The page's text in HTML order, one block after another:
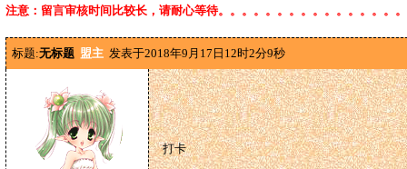
注意：留言审核时间比较长，请耐心等待。。。。。。。。。。。。。。。
标题:无标题 盟主 发表于2018年9月17日12时2分9秒
打卡